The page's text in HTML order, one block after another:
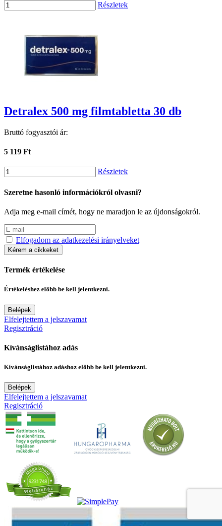
Részletek
Detralex 500 mg filmtabletta 30 db
Bruttó fogyasztói ár:
5 119 Ft
Részletek
Szeretne hasonló információkról olvasni?
Adja meg e-mail címét, hogy ne maradjon le az újdonságokról.
Elfogadom az adatkezelési irányelveket
Kérem a cikkeket
Termék értékelése
Értékeléshez előbb be kell jelentkezni.
Belépek
Elfelejtettem a jelszavamat
Regisztráció
Kívánságlistához adás
Kívánságlistához adáshoz előbb be kell jelentkezni.
Belépek
Elfelejtettem a jelszavamat
Regisztráció